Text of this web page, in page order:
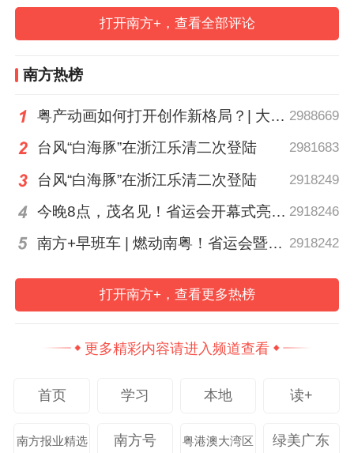
思政育人范式，推动党建育人深度融合。
2025年推动各级干部、专家开展思政课150
余场，覆盖学生超3万人次。在十五运会期
组织1637名学生志愿者(含300名港澳台侨学
生)参与服务，苏炳添谢幕战成为海内外学子
2025年，作为教育部“立德树人机制综合改
革试点高校”，华南农业大学全面实施立德树
治领航、思想铸魂、文化凝心，把牢办学治
成立全省首个辅导员发展学院，入选全国网
造系列思政品牌，获教育部思政精品项目4
打开南方+，查看全部评论
南方热榜
粤产动画如何打开创作新格局？| 大湾区动画电影周观察 2988669
台风“白海豚”在浙江乐清二次登陆 2981683
台风“白海豚”在浙江乐清二次登陆 2918249
今晚8点，茂名见！省运会开幕式亮点抢先剧透 2918246
南方+早班车 | 燃动南粤！省运会暨省残运会在茂名开幕 2918242
打开南方+，查看更多热榜
更多精彩内容请进入频道查看
首页 学习 本地 读+
南方报业精选 南方号 粤港澳大湾区 绿美广东